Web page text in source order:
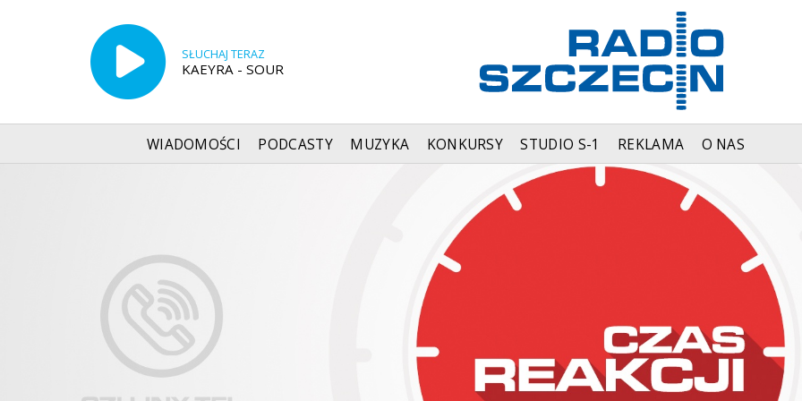
SŁUCHAJ TERAZ
KAEYRA - SOUR
WIADOMOŚCI PODCASTY MUZYKA KONKURSY STUDIO S-1 REKLAMA O NAS